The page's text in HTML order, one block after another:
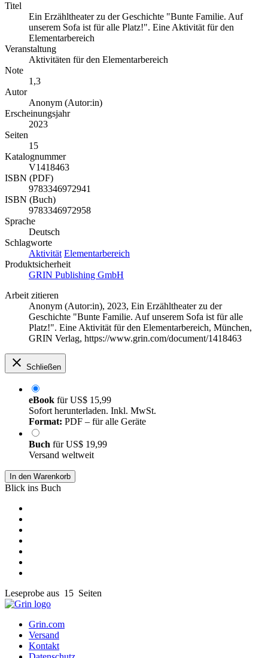
Titel
Ein Erzähltheater zu der Geschichte "Bunte Familie. Auf
unserem Sofa ist für alle Platz!". Eine Aktivität für den
Elementarbereich
Veranstaltung
Aktivitäten für den Elementarbereich
Note
1,3
Autor
Anonym (Autor:in)
Erscheinungsjahr
2023
Seiten
15
Katalognummer
V1418463
ISBN (PDF)
9783346972941
ISBN (Buch)
9783346972958
Sprache
Deutsch
Schlagworte
Aktivität Elementarbereich
Produktsicherheit
GRIN Publishing GmbH
Arbeit zitieren
Anonym (Autor:in), 2023, Ein Erzähltheater zu der
Geschichte "Bunte Familie. Auf unserem Sofa ist für alle
Platz!". Eine Aktivität für den Elementarbereich, München,
GRIN Verlag, https://www.grin.com/document/1418463
Schließen
eBook fürUS$ 15,99
Sofort herunterladen. Inkl. MwSt.
Format: PDF – für alle Geräte
Buch fürUS$ 19,99
Versand weltweit
In den Warenkorb
Blick ins Buch
Leseprobe aus 15 Seiten
Grin.com
Versand
Kontakt